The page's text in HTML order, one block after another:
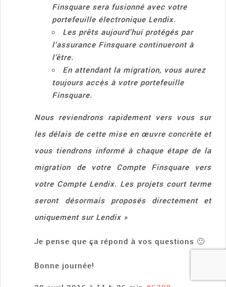
Finsquare sera fusionné avec votre
portefeuille électronique Lendix.
Les prêts aujourd’hui protégés par
l’assurance Finsquare continueront à
l’être.
En attendant la migration, vous aurez
toujours accès à votre portefeuille
Finsquare.
Nous reviendrons rapidement vers vous sur
les délais de cette mise en œuvre concrète et
vous tiendrons informé à chaque étape de la
migration de votre Compte Finsquare vers
votre Compte Lendix. Les projets court terme
seront désormais proposés directement et
uniquement sur Lendix »
Je pense que ça répond à vos questions 🙂
Bonne journée!